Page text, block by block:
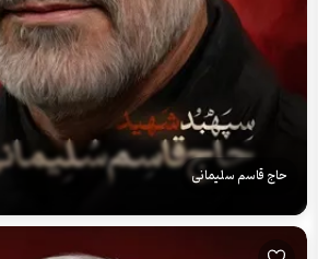
حاج قاسم سلیمانی